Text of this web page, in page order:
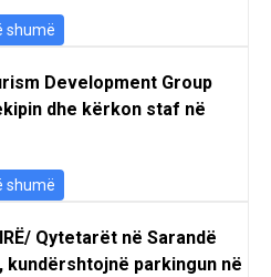
shumë
Development Group
dhe kërkon staf në
shumë
Qytetarët në Sarandë
kundërshtojnë parkingun në